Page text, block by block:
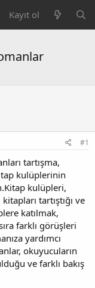
Kayıt ol
#1
tartışma,
kulüplerinin
kulüpleri,
tartıştığı ve
katılmak,
farklı görüşleri
yardımcı
okuyucuların
ve farklı bakış